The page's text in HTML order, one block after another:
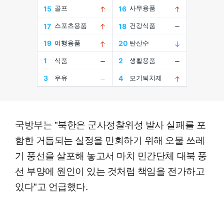
국방부는 "북한은 군사정찰위성 발사 실패를 포
함한 거듭되는 실정을 만회하기 위해 오물 쓰레
기 풍선을 살포해 놓고서 마치 민간단체 대북 풍
선 부양에 원인이 있는 것처럼 책임을 전가하고
있다"고 언급했다.